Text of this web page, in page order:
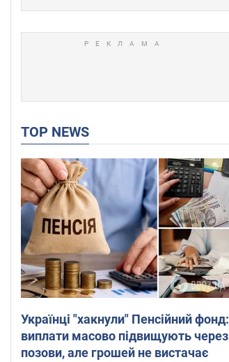
TOP NEWS
Українці "хакнули" Пенсійний фонд:
виплати масово підвищують через
позови, але грошей не вистачає